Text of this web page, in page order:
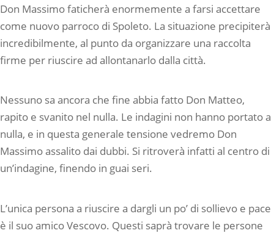
Don Massimo faticherà enormemente a farsi accettare
come nuovo parroco di Spoleto. La situazione precipiterà
incredibilmente, al punto da organizzare una raccolta
firme per riuscire ad allontanarlo dalla città.
Nessuno sa ancora che fine abbia fatto Don Matteo,
rapito e svanito nel nulla. Le indagini non hanno portato a
nulla, e in questa generale tensione vedremo Don
Massimo assalito dai dubbi. Si ritroverà infatti al centro di
un’indagine, finendo in guai seri.
L’unica persona a riuscire a dargli un po’ di sollievo e pace
è il suo amico Vescovo. Questi saprà trovare le persone